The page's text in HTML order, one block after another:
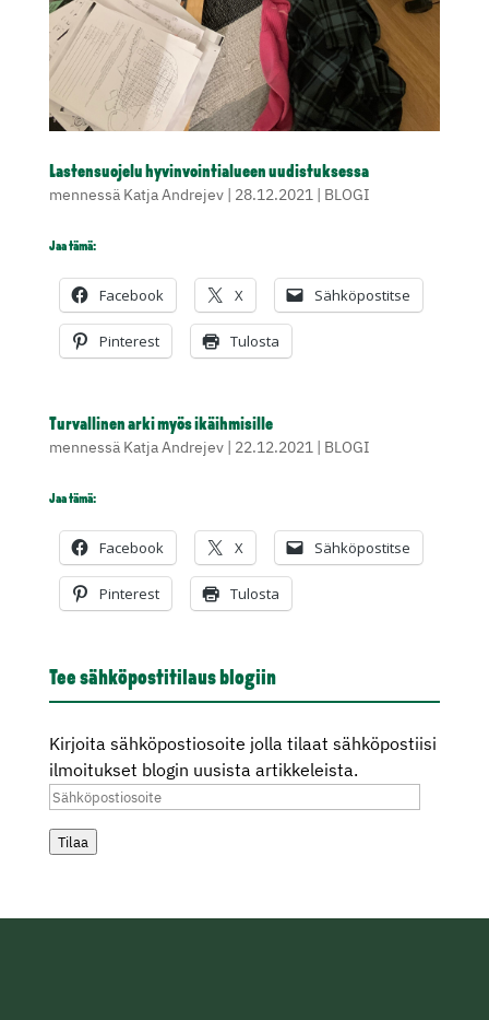
Lastensuojelu hyvinvointialueen uudistuksessa
mennessä Katja Andrejev| 28.12.2021| BLOGI
Jaa tämä:
Facebook X Sähköpostitse
Pinterest Tulosta
Turvallinen arki myös ikäihmisille
mennessä Katja Andrejev| 22.12.2021| BLOGI
Jaa tämä:
Facebook X Sähköpostitse
Pinterest Tulosta
Tee sähköpostitilaus blogiin
Kirjoita sähköpostiosoite jolla tilaat sähköpostiisi
ilmoitukset blogin uusista artikkeleista.
Sähköpostiosoite
Tilaa